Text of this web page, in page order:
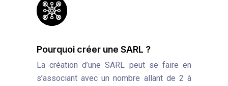
Pourquoi créer une SARL ?
La création d’une SARL peut se faire en
s’associant avec un nombre allant de 2 à